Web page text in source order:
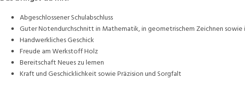
Abgeschlossener Schulabschluss
Guter Notendurchschnitt in Mathematik, in geometrischem Zeichnen sowie
Handwerkliches Geschick
Freude am Werkstoff Holz
Bereitschaft Neues zu lernen
Kraft und Geschicklichkeit sowie Präzision und Sorgfalt